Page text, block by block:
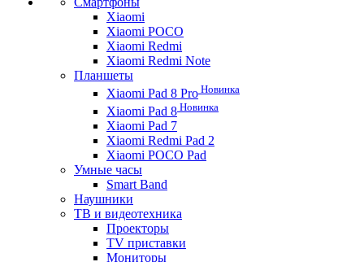
Xiaomi
Xiaomi POCO
Xiaomi Redmi
Xiaomi Redmi Note
Планшеты
Xiaomi Pad 8 Pro Новинка
Xiaomi Pad 8 Новинка
Xiaomi Pad 7
Xiaomi Redmi Pad 2
Xiaomi POCO Pad
Умные часы
Smart Band
Наушники
ТВ и видеотехника
Проекторы
TV приставки
Мониторы